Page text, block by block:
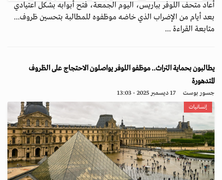
أعاد متحف اللوفر بباريس، اليوم الجمعة، فتح أبوابه بشكل اعتيادي
بعد أيام من الإضراب الذي خاضه موظفوه للمطالبة بتحسين ظروف...
متابعة القراءة ...
يطالبون بحماية التراث.. موظفو اللوفر يواصلون الاحتجاج على الظروف
المتدهورة
جسور بوست 17 ديسمبر 2025 - 13:03
إنسانيات